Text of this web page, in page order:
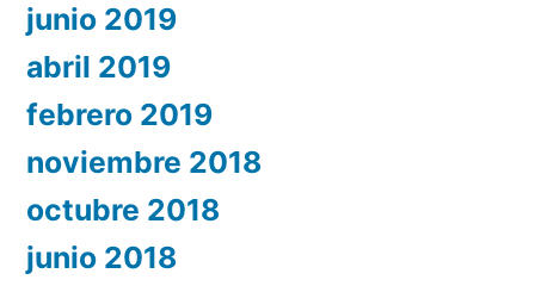
junio 2019
abril 2019
febrero 2019
noviembre 2018
octubre 2018
junio 2018